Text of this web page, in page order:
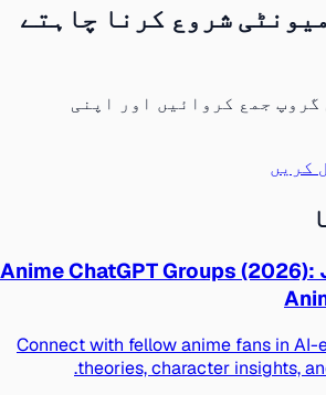
شروع کرنا چاہتے
جمع کروائیں اور اپنی
Anime ChatGPT Groups
Connect with fellow anime fans in
theories, character insights,